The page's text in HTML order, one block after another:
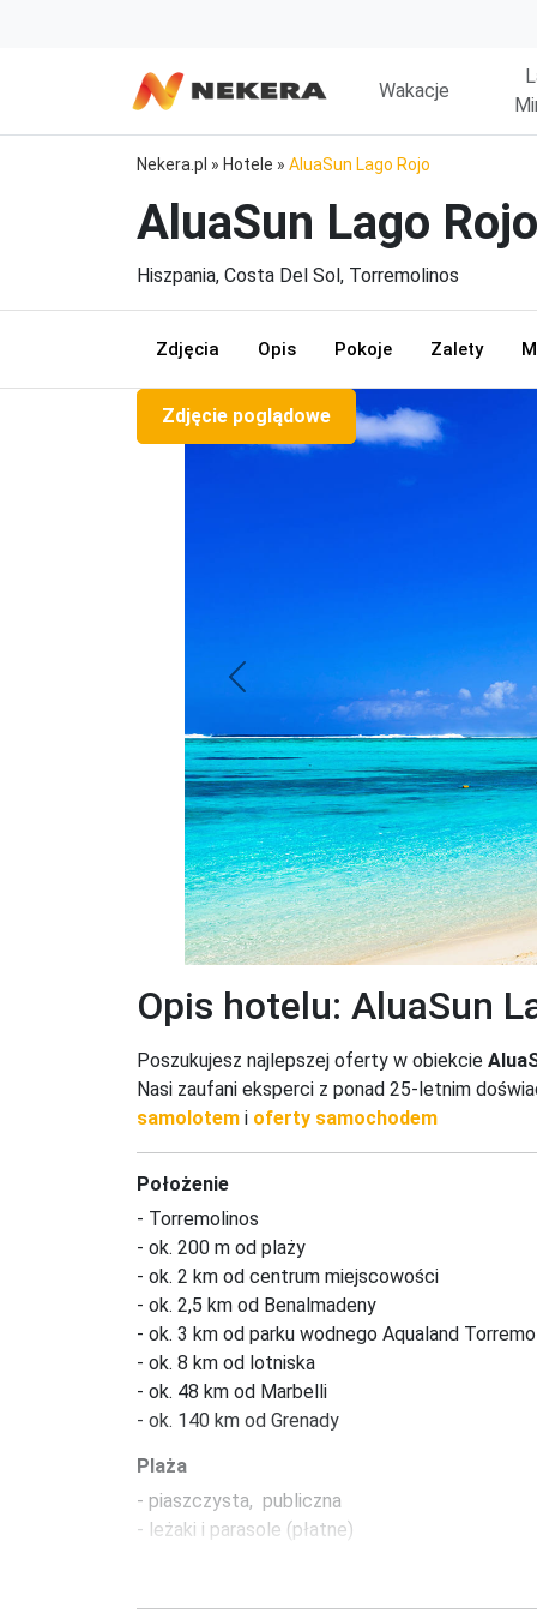
Wakacje
Nekera.pl » Hotele » AluaSun Lago Rojo
AluaSun Lago Rojo
Hiszpania, Costa Del Sol, Torremolinos
Zdjęcia Opis Pokoje Zalety
Zdjęcie poglądowe
Previous
Opis hotelu: AluaSun
Poszukujesz najlepszej oferty w obiekcie
Nasi zaufani eksperci z ponad 25-letnim
samolotem i oferty samochodem
Położenie
- Torremolinos
- ok. 200 m od plaży
- ok. 2 km od centrum miejscowości
- ok. 2,5 km od Benalmadeny
- ok. 3 km od parku wodnego Aqualand
- ok. 8 km od lotniska
- ok. 48 km od Marbelli
- ok. 140 km od Grenady
Plaża
- piaszczysta,  publiczna
- leżaki i parasole (płatne)